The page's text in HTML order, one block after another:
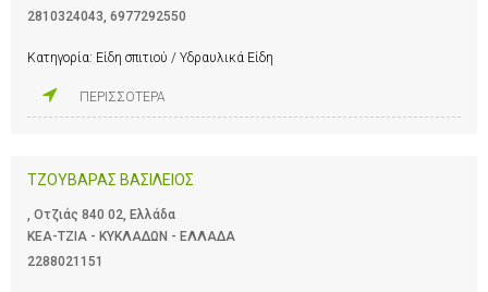
2810324043, 6977292550
Κατηγορία: Είδη σπιτιού / Υδραυλικά Είδη
ΠΕΡΙΣΣΟΤΕΡΑ
ΤΖΟΥΒΑΡΑΣ ΒΑΣΙΛΕΙΟΣ
, Οτζιάς 840 02, Ελλάδα
ΚΕΑ-ΤΖΙΑ - ΚΥΚΛΑΔΩΝ - ΕΛΛΑΔΑ
2288021151